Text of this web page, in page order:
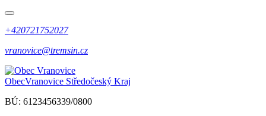
+420721752027
vranovice@tremsin.cz
ObecVranovice Středočeský Kraj
BÚ: 6123456339/0800